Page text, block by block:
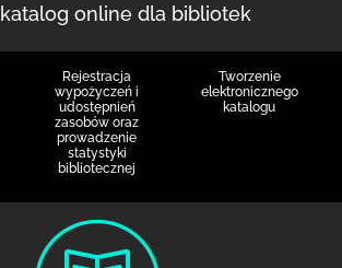
katalog online dla bibliotek
Rejestracja
wypożyczeń i
udostępnień
zasobów oraz
prowadzenie
statystyki
bibliotecznej
Tworzenie
elektronicznego
katalogu